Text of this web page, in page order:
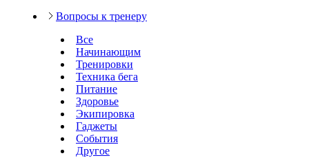
Вопросы к тренеру
Все
Начинающим
Тренировки
Техника бега
Питание
Здоровье
Экипировка
Гаджеты
События
Другое